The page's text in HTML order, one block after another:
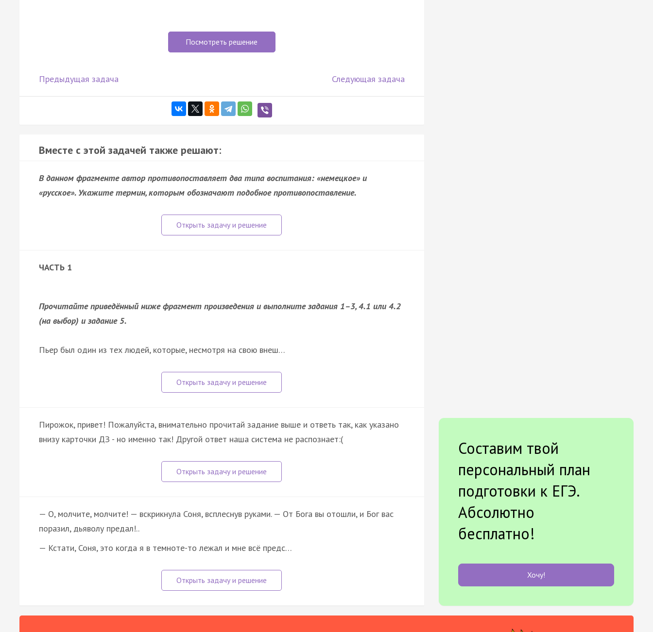
Посмотреть решение
Предыдущая задача Следующая задача
Вместе с этой задачей также решают:
В данном фрагменте автор противопоставляет два типа воспитания: «немецкое» и
«русское». Укажите термин, которым обозначают подобное противопоставление.
ЧАСТЬ 1
Прочитайте приведённый ниже фрагмент произведения и выполните задания 1–3, 4.1 или 4.2
(на выбор) и задание 5.
Пьер был один из тех людей, которые, несмотря на свою внеш…
Пирожок, привет! Пожалуйста, внимательно прочитай задание выше и ответь так, как указано
внизу карточки ДЗ - но именно так! Другой ответ наша система не распознает:(
— О, молчите, молчите! — вскрикнула Соня, всплеснув руками. — От Бога вы отошли, и Бог вас
поразил, дьяволу предал!..
— Кстати, Соня, это когда я в темноте-то лежал и мне всё предс…
Составим твой
персональный план
подготовки к ЕГЭ.
Абсолютно
бесплатно!
Хочу!